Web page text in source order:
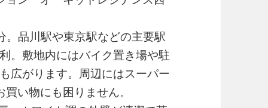
。品川駅や東京駅などの主要駅
。敷地内にはバイク置き場や駐
広がります。周辺にはスーパー
い物にも困りません。